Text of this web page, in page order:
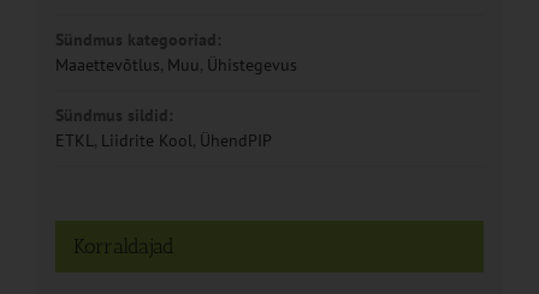
Sündmus kategooriad:
Maaettevõtlus, Muu, Ühistegevus
Sündmus sildid:
ETKL, Liidrite Kool, ÜhendPIP
Korraldajad